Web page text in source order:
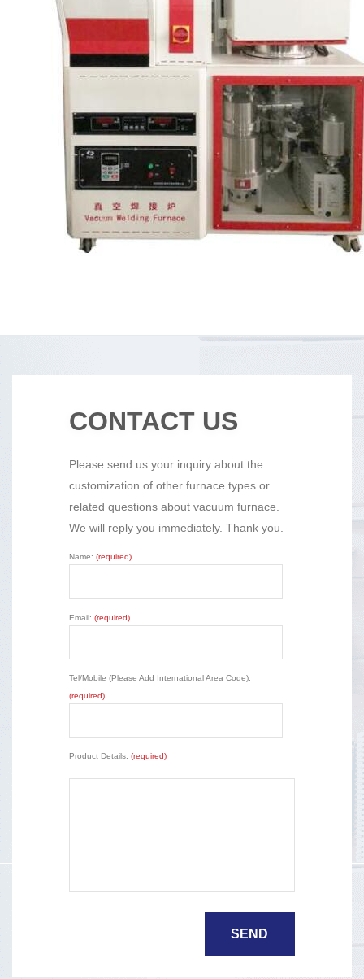
CONTACT US
Please send us your inquiry about the
customization of other furnace types or
related questions about vacuum furnace.
We will reply you immediately. Thank you.
Name: (required)
Email: (required)
Tel/Mobile (Please Add International Area Code):
(required)
Product Details: (required)